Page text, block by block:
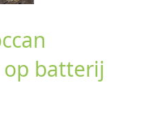
batterij